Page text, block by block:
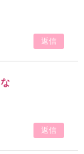
返信
返信